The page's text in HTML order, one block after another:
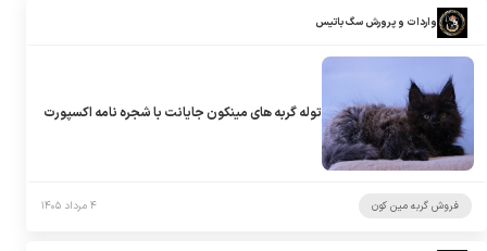
واردات و پرورش سگ باتیس
توله گربه های مینکون جایانت با شجره نامه اکسپورت
فروش گربه مین کون ۴ مرداد ۱۴۰۵